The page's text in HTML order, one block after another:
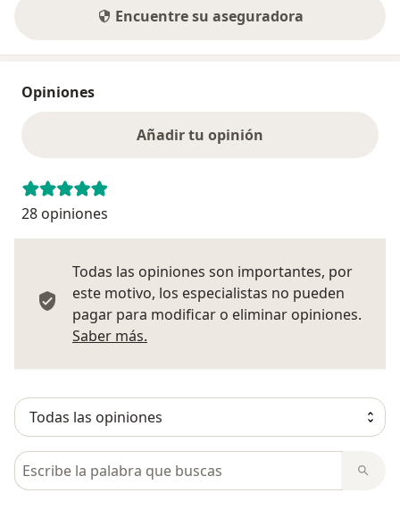
Encuentre su aseguradora
Opiniones
Añadir tu opinión
28 opiniones
Todas las opiniones son importantes, por
este motivo, los especialistas no pueden
pagar para modificar o eliminar opiniones.
Saber más.
Busca en opiniones